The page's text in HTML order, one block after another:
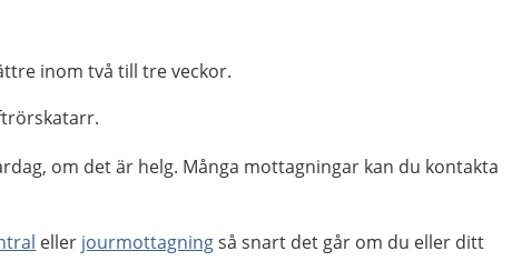
inom två till tre veckor.
om det är helg. Många mottagningar kan du kontakta
eller jourmottagningså snart det går om du eller ditt